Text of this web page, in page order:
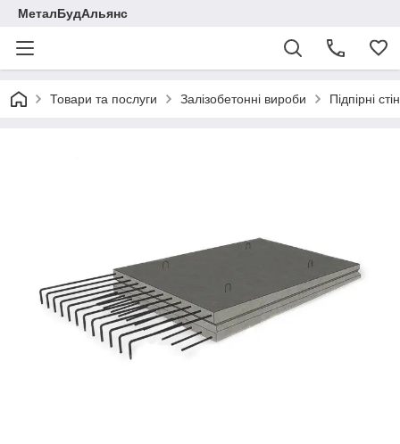
МеталБудАльянс
Товари та послуги Залізобетонні вироби Підпірні